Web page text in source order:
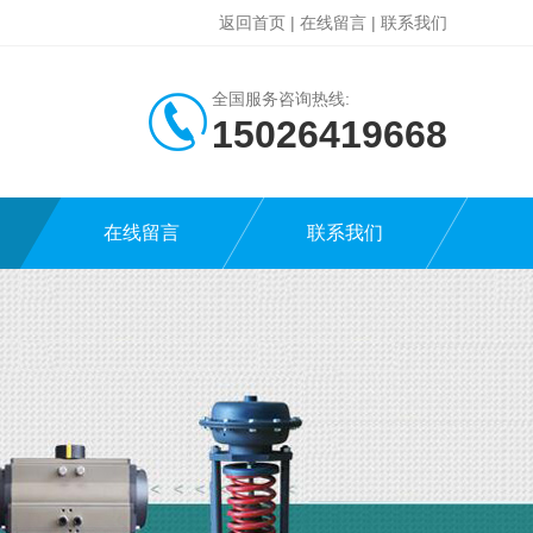
返回首页 | 在线留言 | 联系我们
全国服务咨询热线:
15026419668
在线留言 联系我们